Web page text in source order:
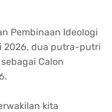
Pembinaan Ideologi
2026, dua putra-putri
Calon
kita